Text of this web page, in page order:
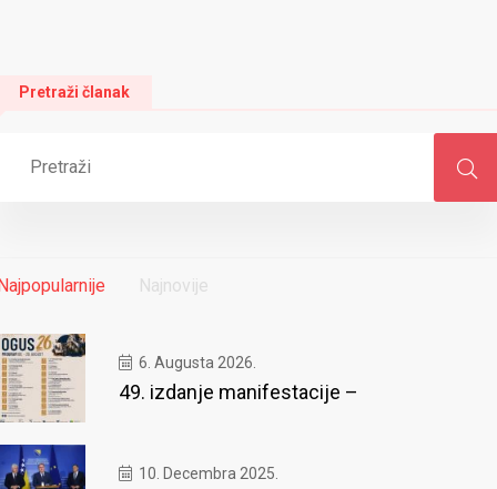
Pretraži članak
Najnovije
6. Augusta 2026.
49. izdanje manifestacije –
10. Decembra 2025.